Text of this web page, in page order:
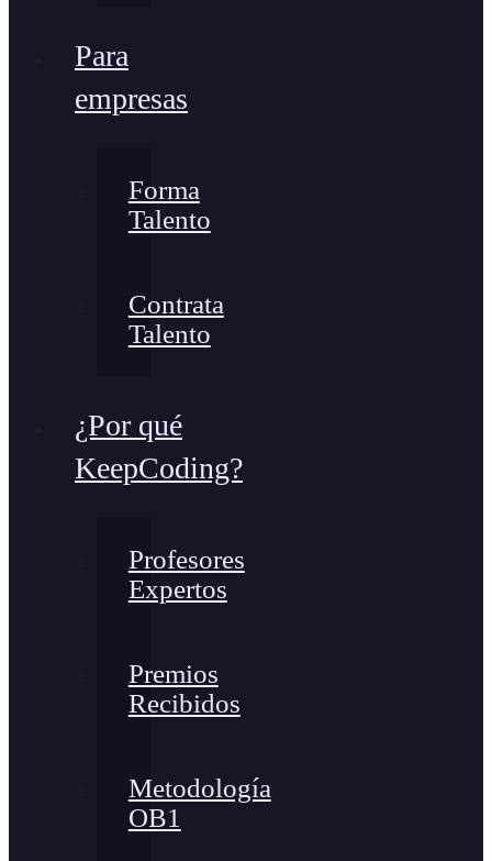
Para
empresas
Forma
Talento
Contrata
Talento
¿Por qué
KeepCoding?
Profesores
Expertos
Premios
Recibidos
Metodología
OB1